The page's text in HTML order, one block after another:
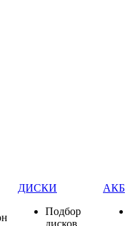
ДИСКИ
Подбор
дисков
АКБ